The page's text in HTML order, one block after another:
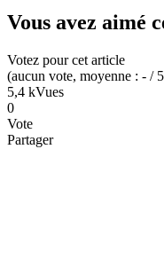
Vous avez aimé
Votez pour cet article
(aucun vote, moyenne : - / 5
5,4 kVues
0
Vote
Partager